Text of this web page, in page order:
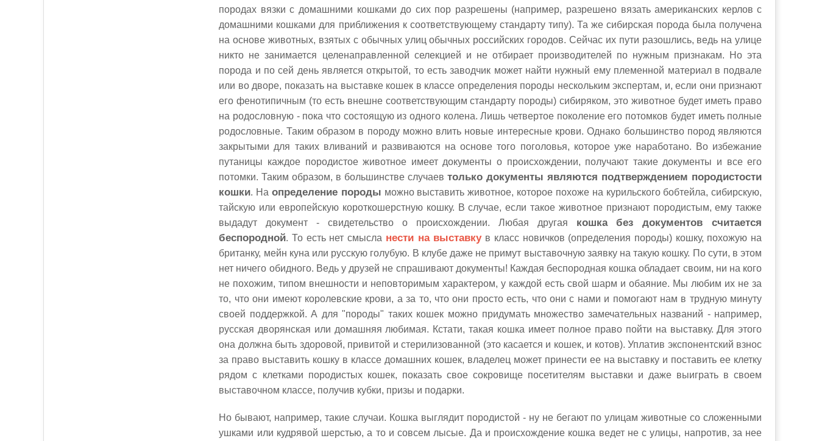
породах вязки с домашними кошками до сих пор разрешены (например, разрешено вязать американских керлов с
домашними кошками для приближения к соответствующему стандарту типу). Та же сибирская порода была получена
на основе животных, взятых с обычных улиц обычных российских городов. Сейчас их пути разошлись, ведь на улице
никто не занимается целенаправленной селекцией и не отбирает производителей по нужным признакам. Но эта
порода и по сей день является открытой, то есть заводчик может найти нужный ему племенной материал в подвале
или во дворе, показать на выставке кошек в классе определения породы нескольким экспертам, и, если они признают
его фенотипичным (то есть внешне соответствующим стандарту породы) сибиряком, это животное будет иметь право
на родословную - пока что состоящую из одного колена. Лишь четвертое поколение его потомков будет иметь полные
родословные. Таким образом в породу можно влить новые интересные крови. Однако большинство пород являются
закрытыми для таких вливаний и развиваются на основе того поголовья, которое уже наработано. Во избежание
путаницы каждое породистое животное имеет документы о происхождении, получают такие документы и все его
потомки. Таким образом, в большинстве случаевтолько документы являются подтверждением породистости
кошки. На определение породы можно выставить животное, которое похоже на курильского бобтейла, сибирскую,
тайскую или европейскую короткошерстную кошку. В случае, если такое животное признают породистым, ему также
выдадут документ - свидетельство о происхождении. Любая другая кошка без документов считается
беспородной. То есть нет смысла нести на выставкув класс новичков (определения породы) кошку, похожую на
британку, мейн куна или русскую голубую. В клубе даже не примут выставочную заявку на такую кошку. По сути, в этом
нет ничего обидного. Ведь у друзей не спрашивают документы! Каждая беспородная кошка обладает своим, ни на кого
не похожим, типом внешности и неповторимым характером, у каждой есть свой шарм и обаяние. Мы любим их не за
то, что они имеют королевские крови, а за то, что они просто есть, что они с нами и помогают нам в трудную минуту
своей поддержкой. А для "породы" таких кошек можно придумать множество замечательных названий - например,
русская дворянская или домашняя любимая. Кстати, такая кошка имеет полное право пойти на выставку. Для этого
она должна быть здоровой, привитой и стерилизованной (это касается и кошек, и котов). Уплатив экспонентский взнос
за право выставить кошку в классе домашних кошек, владелец может принести ее на выставку и поставить ее клетку
рядом с клетками породистых кошек, показать свое сокровище посетителям выставки и даже выиграть в своем
выставочном классе, получив кубки, призы и подарки.
Но бывают, например, такие случаи. Кошка выглядит породистой - ну не бегают по улицам животные со сложенными
ушками или кудрявой шерстью, а то и совсем лысые. Да и происхождение кошка ведет не с улицы, напротив, за нее